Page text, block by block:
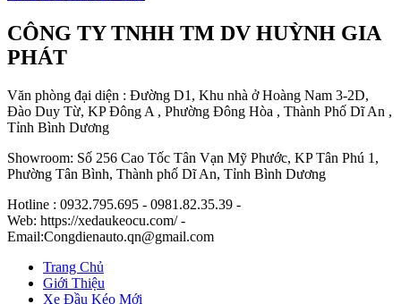
CÔNG TY TNHH TM DV HUỲNH GIA
PHÁT
Văn phòng đại diện : Đường D1, Khu nhà ở Hoàng Nam 3-2D,
Đào Duy Từ, KP Đông A , Phường Đông Hòa , Thành Phố Dĩ An ,
Tỉnh Bình Dương
Showroom: Số 256 Cao Tốc Tân Vạn Mỹ Phước, KP Tân Phú 1,
Phường Tân Bình, Thành phố Dĩ An, Tỉnh Bình Dương
Hotline : 0932.795.695 - 0981.82.35.39 -
Web: https://xedaukeocu.com/ -
Email:Congdienauto.qn@gmail.com
Trang Chủ
Giới Thiệu
Xe Đầu Kéo Mới